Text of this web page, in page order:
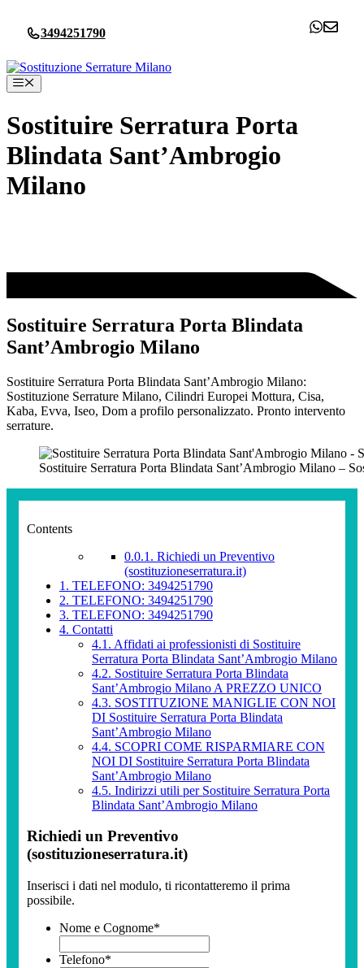
contenuto
3494251790
Menu
Sostituire Serratura Porta
Blindata Sant’Ambrogio
Milano
Sostituire Serratura Porta Blindata
Sant’Ambrogio Milano
Sostituire Serratura Porta Blindata Sant’Ambrogio Milano:
Sostituzione Serrature Milano, Cilindri Europei Mottura, Cisa,
Kaba, Evva, Iseo, Dom a profilo personalizzato. Pronto intervento
serrature.
Sostituire Serratura Porta Blindata Sant’Ambrogio Milano –
Contents
0.0.1. Richiedi un Preventivo
(sostituzioneserratura.it)
1. TELEFONO: 3494251790
2. TELEFONO: 3494251790
3. TELEFONO: 3494251790
4. Contatti
4.1. Affidati ai professionisti di Sostituire
Serratura Porta Blindata Sant’Ambrogio Milano
4.2. Sostituire Serratura Porta Blindata
Sant’Ambrogio Milano A PREZZO UNICO
4.3. SOSTITUZIONE MANIGLIE CON NOI
DI Sostituire Serratura Porta Blindata
Sant’Ambrogio Milano
4.4. SCOPRI COME RISPARMIARE CON
NOI DI Sostituire Serratura Porta Blindata
Sant’Ambrogio Milano
4.5. Indirizzi utili per Sostituire Serratura Porta
Blindata Sant’Ambrogio Milano
Richiedi un Preventivo
(sostituzioneserratura.it)
Inserisci i dati nel modulo, ti ricontatteremo il prima
possibile.
Nome e Cognome*
Telefono*